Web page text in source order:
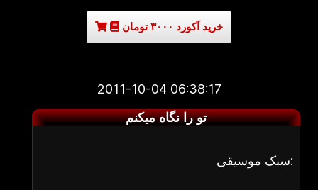
خرید آکورد ۳۰۰۰ تومان
2011-10-04 06:38:17
تو را نگاه میکنم
سبک موسیقی: